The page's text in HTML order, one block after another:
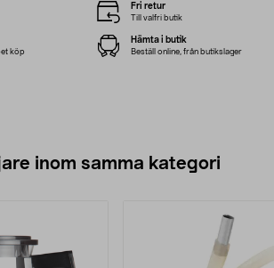
Fri retur
Till valfri butik
köp
Hämta i butik
Beställ online, från butikslager
inom samma kategori